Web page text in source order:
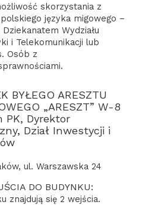
skorzystania z
języka migowego –
Wydziału
i Telekomunikacji lub
Osób z
BYŁEGO ARESZTU
„ARESZT” W-8
PK, Dyrektor
Dział Inwestycji i
ul. Warszawska 24
DO BUDYNKU:
znajdują się 2 wejścia.